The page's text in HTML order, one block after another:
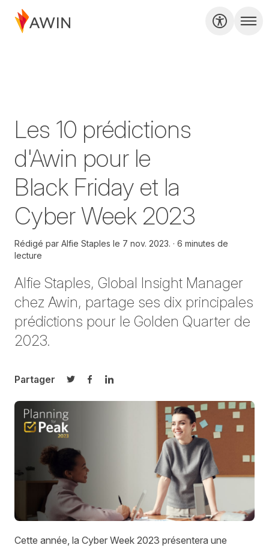
Les 10 prédictions
d'Awin pour le
Black Friday et la
Cyber Week 2023
Rédigé par Alfie Staples le 7 nov. 2023.
6 minutes de
lecture
Alfie Staples, Global Insight Manager
chez Awin, partage ses dix principales
prédictions pour le Golden Quarter de
2023.
Partager
Partager sur Twitter
Partager sur Facebook
Partager sur LinkedIn
Cette année, la Cyber Week 2023 présentera une